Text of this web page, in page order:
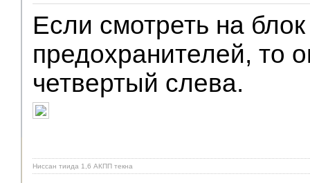
Если смотреть на блок
предохранителей, то
четвертый слева.
Ниссан тиида 1,6 АКПП текна